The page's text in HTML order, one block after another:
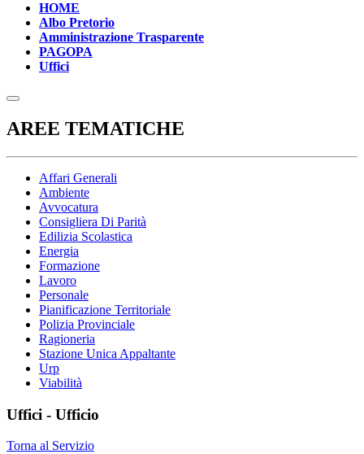
HOME
Albo Pretorio
Amministrazione Trasparente
PAGOPA
Uffici
AREE TEMATICHE
Affari Generali
Ambiente
Avvocatura
Consigliera Di Parità
Edilizia Scolastica
Energia
Formazione
Lavoro
Personale
Pianificazione Territoriale
Polizia Provinciale
Ragioneria
Stazione Unica Appaltante
Urp
Viabilità
Uffici - Ufficio
Torna al Servizio